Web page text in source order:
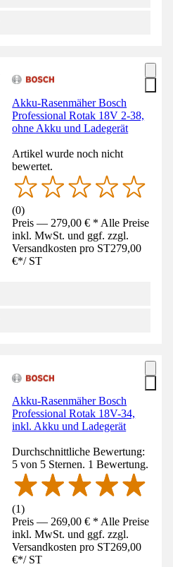
Akku-Rasenmäher Bosch
Professional Rotak 18V 2-38,
ohne Akku und Ladegerät
Artikel wurde noch nicht
bewertet.
(0)
Preis — 279,00 € * Alle Preise
inkl. MwSt. und ggf. zzgl.
Versandkosten pro ST279,00
€*/ ST
Akku-Rasenmäher Bosch
Professional Rotak 18V-34,
inkl. Akku und Ladegerät
Durchschnittliche Bewertung:
5 von 5 Sternen. 1 Bewertung.
(1)
Preis — 269,00 € * Alle Preise
inkl. MwSt. und ggf. zzgl.
Versandkosten pro ST269,00
€*/ ST